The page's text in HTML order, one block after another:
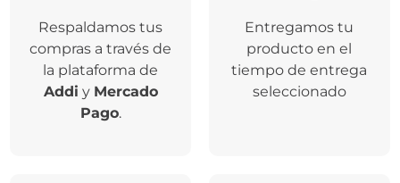
Respaldamos tus
compras a través de
la plataforma de
Addi y Mercado
Pago.
Entregamos tu
producto en el
tiempo de entrega
seleccionado